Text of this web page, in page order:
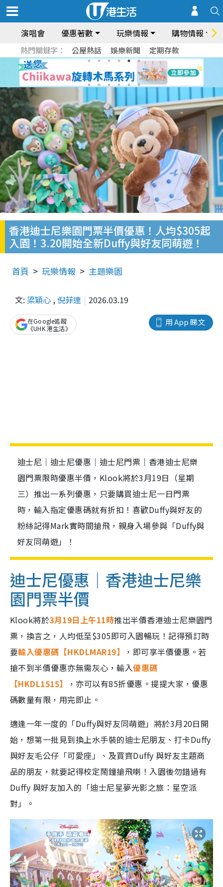
演唱會 優惠著數 玩樂情報 購物情報
熱門關鍵字： 公屋熱話 娛樂新聞 定期存款
香港迪士尼樂園門票半價優惠！人均$305起
入園！3.20開始全新Duffy與好友同萌遊！
首頁 玩樂情報 主題樂園
文: 梁穎心 , 倪菲連 2026.03.19
用 App 睇文
在Google追蹤
《UHK 港生活》
迪士尼｜迪士尼優惠｜迪士尼門票｜香港迪士尼樂
園門票限時優惠半價，Klook將於3月19日（星期
三）推出一系列優惠，只要購買迪士尼一日門票
時，輸入指定優惠碼就有折扣！喜歡Duffy與好友的
粉絲記得Mark實時間搶飛，親身入場參與「Duffy與
好友同萌遊」！
迪士尼優惠｜香港迪士尼樂
園門票半價
Klook將於3月19日上午11時推出半價香港迪士尼樂園門
票，換言之，人均低至$305即可入園暢玩！記得預訂時
要輸入優惠碼【HKDLMAR19】
，即可享半價優惠。若
搶不到半價優惠亦無需灰心，輸入優惠碼
【HKDL1515】
，亦可以有85折優惠。提提大家，優惠
碼數量有限，用完即止。
適逢一年一度的「Duffy與好友同萌遊」將於3月20日開
始，想第一批見到換上水手裝的迪士尼朋友、打卡Duffy
與好友毛公仔「可愛座」、及買齊Duffy 與好友主題商
品的朋友，就要記得校定鬧鐘搶飛喇！入園後勿錯過有
Duffy 與好友加入的「迪士尼星夢光影之旅：星空派
對」。